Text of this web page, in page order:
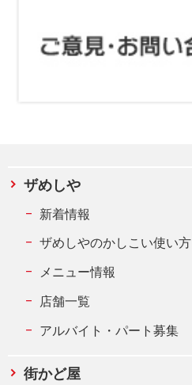
ザめしや
新着情報
ザめしやのかしこい使い方
メニュー情報
店舗一覧
アルバイト・パート募集
街かど屋